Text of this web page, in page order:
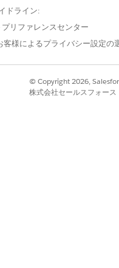
ションプランの ToDo の割り
ールに割り当てるオプショ
?
ドライン:
リファレンスセンター
客様によるプライバシー設定の
© Copyright 2026,
株式会社セールスフォー